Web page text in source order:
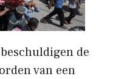
de
van een